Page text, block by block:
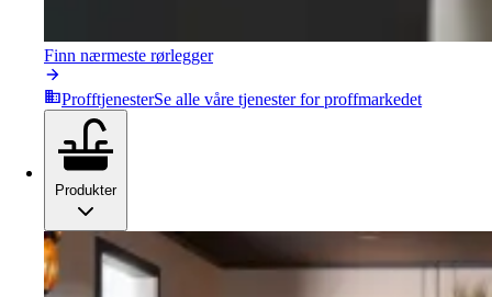
Finn nærmeste rørlegger
ProfftjenesterSe alle våre tjenester for proffmarkedet
Produkter